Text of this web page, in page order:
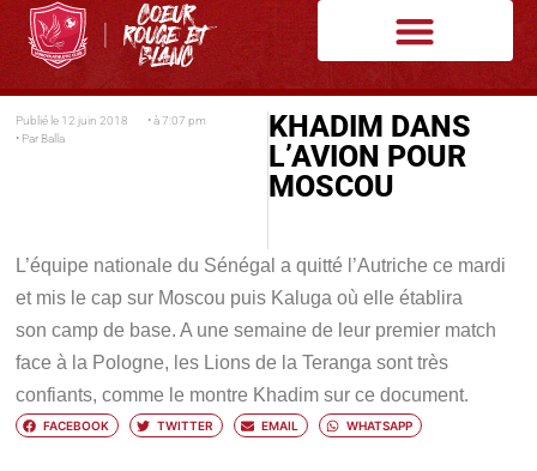
Publié le 12 juin 2018 • à 7:07 pm
• Par Balla
KHADIM DANS
L’AVION POUR
MOSCOU
L’équipe nationale du Sénégal a quitté l’Autriche ce mardi
et mis le cap sur Moscou puis Kaluga où elle établira
son camp de base. A une semaine de leur premier match
face à la Pologne, les Lions de la Teranga sont très
confiants, comme le montre Khadim sur ce document.
FACEBOOK TWITTER EMAIL WHATSAPP